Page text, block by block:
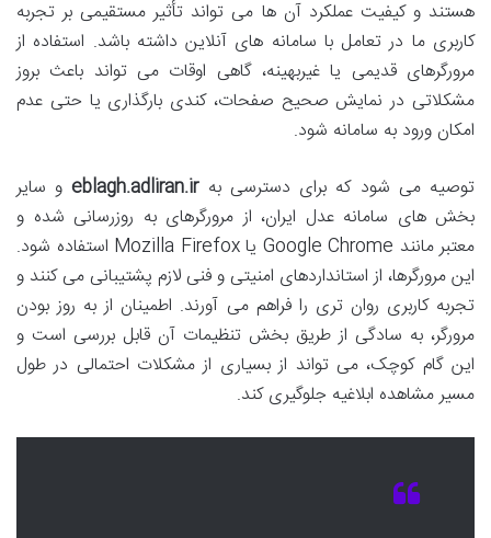
هستند و کیفیت عملکرد آن ها می تواند تأثیر مستقیمی بر تجربه
کاربری ما در تعامل با سامانه های آنلاین داشته باشد. استفاده از
مرورگرهای قدیمی یا غیربهینه، گاهی اوقات می تواند باعث بروز
مشکلاتی در نمایش صحیح صفحات، کندی بارگذاری یا حتی عدم
امکان ورود به سامانه شود.
توصیه می شود که برای دسترسی بهeblagh.adliran.irو سایر
بخش های سامانه عدل ایران، از مرورگرهای به روزرسانی شده و
معتبر مانند Google Chrome یا Mozilla Firefox استفاده شود.
این مرورگرها، از استانداردهای امنیتی و فنی لازم پشتیبانی می کنند و
تجربه کاربری روان تری را فراهم می آورند. اطمینان از به روز بودن
مرورگر، به سادگی از طریق بخش تنظیمات آن قابل بررسی است و
این گام کوچک، می تواند از بسیاری از مشکلات احتمالی در طول
مسیر مشاهده ابلاغیه جلوگیری کند.